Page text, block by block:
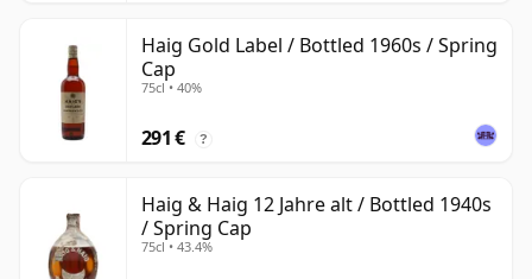
Haig Gold Label / Bottled 1960s / Spring
Cap
75cl • 40%
291 € ?
Haig & Haig 12 Jahre alt / Bottled 1940s
/ Spring Cap
75cl • 43.4%